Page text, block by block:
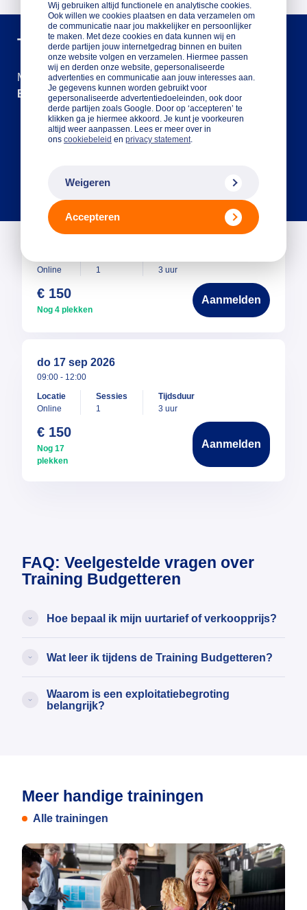
Wij gebruiken altijd functionele en analytische cookies.
Ook willen we cookies plaatsen en data verzamelen om
de communicatie naar jou makkelijker en persoonlijker
te maken. Met deze cookies en data kunnen wij en
derde partijen jouw internetgedrag binnen en buiten
onze website volgen en verzamelen. Hiermee passen
wij en derden onze website, gepersonaliseerde
advertenties en communicatie aan jouw interesses aan.
Je gegevens kunnen worden gebruikt voor
gepersonaliseerde advertentiedoeleinden, ook door
derde partijen zoals Google. Door op ‘accepteren’ te
klikken ga je hiermee akkoord. Je kunt je voorkeuren
altijd weer aanpassen. Lees er meer over in
ons cookiebeleid en privacy statement.
Weigeren
Accepteren
Training Budgetteren
Meedoen? Leuk! Meld je aan voor deze training.
Ben je al kredietklant?
Nee
do 27 aug 2026
Online
1
3 uur
€ 150
Nog 4 plekken
Aanmelden
do 17 sep 2026
09:00 - 12:00
Locatie
Online
Sessies
1
Tijdsduur
3 uur
€ 150
Nog 17
plekken
Aanmelden
FAQ: Veelgestelde vragen over
Training Budgetteren
Hoe bepaal ik mijn uurtarief of verkoopprijs?
Wat leer ik tijdens de Training Budgetteren?
Waarom is een exploitatiebegroting
belangrijk?
Meer handige trainingen
Alle trainingen